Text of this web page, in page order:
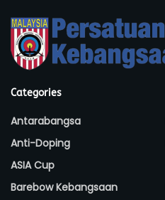
Categories
Antarabangsa
Anti-Doping
ASIA Cup
Barebow Kebangsaan